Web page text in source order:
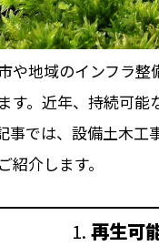
や地域のインフラ
す。近年、持続可
事では、設備土木
介します。
1. 再生可